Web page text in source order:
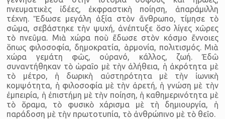
πνευματικὲς ἰδέες, ἐκφραστικὴ ποίηση, ἀπαράμιλλη
τέχνη. Ἔδωσε μεγάλη ἀξία στὸν ἄνθρωπο, τίμησε τὸ
σῶμα, σεβάστηκε τὴν ψυχή, ἀνέπτυξε ὅσο λίγες χῶρες
τὸ πνεῦμα. Μιὰ χώρα ποὺ ἔδωσε στὸν κόσμο ἔννοιες
ὅπως φιλο­σοφία, δημοκρατία, ἁρμονία, πολιτισμός. Μιὰ
χώρα γεμάτη φῶς, οὐρανό, κάλλος, ζωή. Ἐδῶ
συναντήθηκαν τὸ ὡραῖο μὲ τὴν ἀλήθεια, ἡ ἀκρότητα μὲ
τὸ μέτρο, ἡ δωρικὴ αὐστηρότητα μὲ τὴν ἰωνικὴ
κομψότητα, ἡ φιλοσοφία μὲ τὴν ἀρετή, ἡ γνώση μὲ τὴν
ἐμπειρία, ἡ ἐπιστήμη μὲ τὴν ποίηση, ἡ καθημερινότητα μὲ
τὸ ὅραμα, τὸ φυσικὸ χάρισμα μὲ τὴ δημιουργία, ἡ
παράδοση μὲ τὴν πρωτοτυπία, τὸ ἀνθρώπινο μὲ τὸ θεῖο.